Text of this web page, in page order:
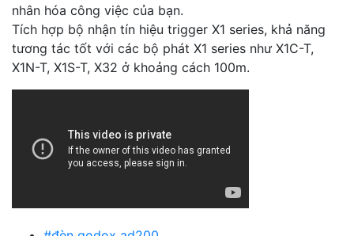
nhân hóa công việc của bạn.
Tích hợp bộ nhận tín hiệu trigger X1 series, khả năng
tương tác tốt với các bộ phát X1 series như X1C-T,
X1N-T, X1S-T, X32 ở khoảng cách 100m.